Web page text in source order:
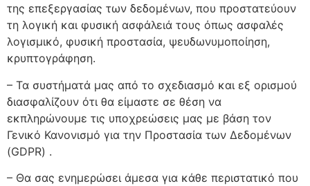
της επεξεργασίας των δεδομένων, που προστατεύουν
τη λογική και φυσική ασφάλειά τους όπως ασφαλές
λογισμικό, φυσική προστασία, ψευδωνυμοποίηση,
κρυπτογράφηση.
– Τα συστήματά μας από το σχεδιασμό και εξ ορισμού
διασφαλίζουν ότι θα είμαστε σε θέση να
εκπληρώνουμε τις υποχρεώσεις μας με βάση τον
Γενικό Κανονισμό για την Προστασία των Δεδομένων
(GDPR) .
– Θα σας ενημερώσει άμεσα για κάθε περιστατικό που